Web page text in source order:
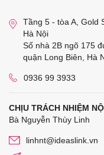
Tầng 5 - tòa A, Gold
Hà Nội
Số nhà 2B ngõ 175
quận Long Biên, Hà
0936 99 3933
CHỊU TRÁCH NHIỆM
Bà Nguyễn Thùy Linh
linhnt@ideaslink.vn